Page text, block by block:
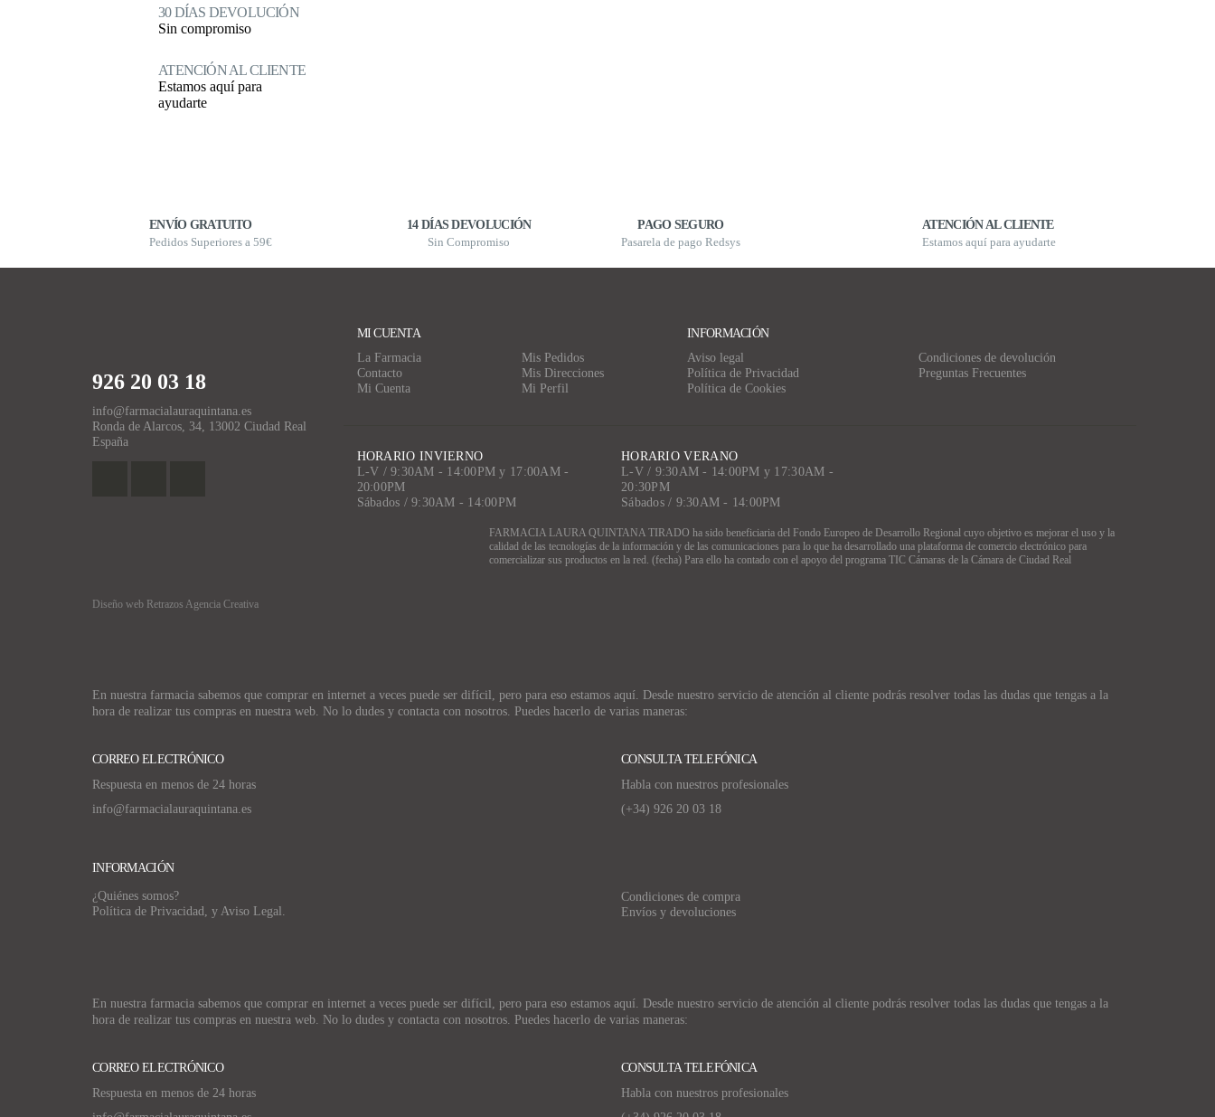
30 DÍAS DEVOLUCIÓN
Sin compromiso
ATENCIÓN AL CLIENTE
Estamos aquí para
ayudarte
ENVÍO GRATUITO
Pedidos Superiores a 59€
14 DÍAS DEVOLUCIÓN
Sin Compromiso
PAGO SEGURO
Pasarela de pago Redsys
ATENCIÓN AL CLIENTE
Estamos aquí para ayudarte
926 20 03 18
info@farmacialauraquintana.es
Ronda de Alarcos, 34, 13002 Ciudad Real
España
MI CUENTA
La Farmacia
Contacto
Mi Cuenta
Mis Pedidos
Mis Direcciones
Mi Perfil
INFORMACIÓN
Aviso legal
Política de Privacidad
Política de Cookies
Condiciones de devolución
Preguntas Frecuentes
HORARIO INVIERNO
L-V / 9:30AM - 14:00PM y 17:00AM -
20:00PM
Sábados / 9:30AM - 14:00PM
HORARIO VERANO
L-V / 9:30AM - 14:00PM y 17:30AM -
20:30PM
Sábados / 9:30AM - 14:00PM
FARMACIA LAURA QUINTANA TIRADO ha sido beneficiaria del Fondo Europeo de Desarrollo Regional cuyo objetivo es mejorar el uso y la
calidad de las tecnologías de la información y de las comunicaciones para lo que ha desarrollado una plataforma de comercio electrónico para
comercializar sus productos en la red. (fecha) Para ello ha contado con el apoyo del programa TIC Cámaras de la Cámara de Ciudad Real
Diseño web Retrazos Agencia Creativa
En nuestra farmacia sabemos que comprar en internet a veces puede ser difícil, pero para eso estamos aquí. Desde nuestro servicio de atención al cliente podrás resolver todas las dudas que tengas a la
hora de realizar tus compras en nuestra web. No lo dudes y contacta con nosotros. Puedes hacerlo de varias maneras:
CORREO ELECTRÓNICO
Respuesta en menos de 24 horas
info@farmacialauraquintana.es
CONSULTA TELEFÓNICA
Habla con nuestros profesionales
(+34) 926 20 03 18
INFORMACIÓN
¿Quiénes somos?
Política de Privacidad, y Aviso Legal.
Condiciones de compra
Envíos y devoluciones
En nuestra farmacia sabemos que comprar en internet a veces puede ser difícil, pero para eso estamos aquí. Desde nuestro servicio de atención al cliente podrás resolver todas las dudas que tengas a la
hora de realizar tus compras en nuestra web. No lo dudes y contacta con nosotros. Puedes hacerlo de varias maneras:
CORREO ELECTRÓNICO
Respuesta en menos de 24 horas
CONSULTA TELEFÓNICA
Habla con nuestros profesionales